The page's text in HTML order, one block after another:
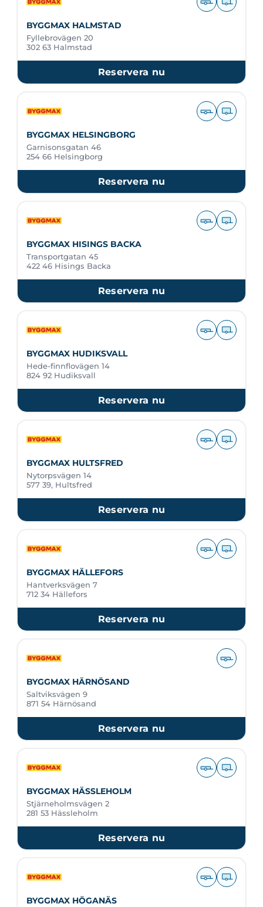
BYGGMAX HALMSTAD
Fyllebrovägen 20
302 63 Halmstad
Reservera nu
BYGGMAX HELSINGBORG
Garnisonsgatan 46
254 66 Helsingborg
Reservera nu
BYGGMAX HISINGS BACKA
Transportgatan 45
422 46 Hisings Backa
Reservera nu
BYGGMAX HUDIKSVALL
Hede-finnflovägen 14
824 92 Hudiksvall
Reservera nu
BYGGMAX HULTSFRED
Nytorpsvägen 14
577 39, Hultsfred
Reservera nu
BYGGMAX HÄLLEFORS
Hantverksvägen 7
712 34 Hällefors
Reservera nu
BYGGMAX HÄRNÖSAND
Saltviksvägen 9
871 54 Härnösand
Reservera nu
BYGGMAX HÄSSLEHOLM
Stjärneholmsvägen 2
281 53 Hässleholm
Reservera nu
BYGGMAX HÖGANÄS